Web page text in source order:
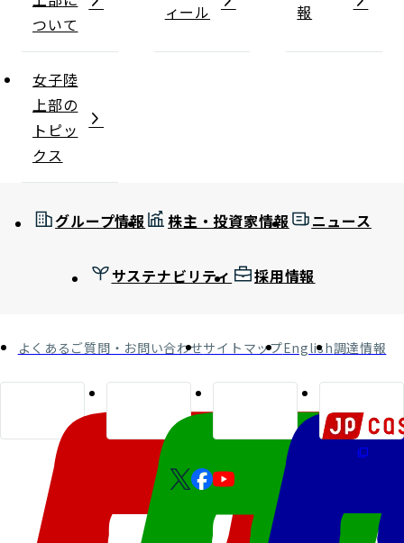
ついて
ィール 報
女子陸
上部の
トピッ
クス
グループ情報 株主・投資家情報 ニュース
サステナビリティ 採用情報
よくあるご質問・お問い合わせサイトマップEnglish調達情報